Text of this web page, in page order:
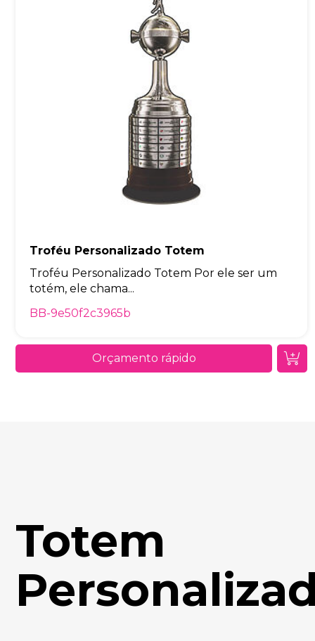
Troféu Personalizado Totem
Troféu Personalizado Totem Por ele ser um
totém, ele chama...
BB-9e50f2c3965b
Orçamento rápido
Totem